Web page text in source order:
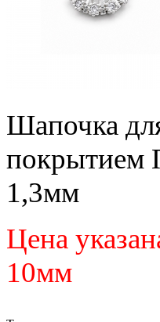
Шапочка
покрытием
1,3мм
Цена
10мм